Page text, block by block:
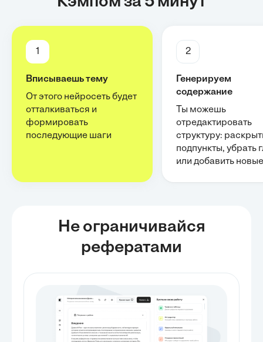
1
Вписываешь тему
От этого нейросеть будет
отталкиваться и
формировать
последующие шаги
2
Генерируем
содержание
Ты можешь
отредактировать
структуру:
подпункты, убрать
или добавить новые
Не ограничивайся
рефератами